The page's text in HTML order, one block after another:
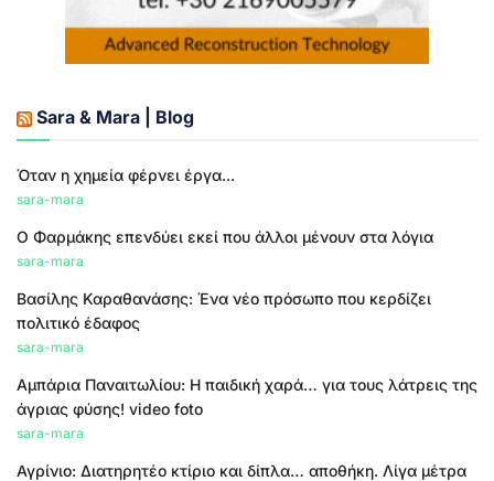
Sara & Mara | Blog
Όταν η χημεία φέρνει έργα...
sara-mara
Ο Φαρμάκης επενδύει εκεί που άλλοι μένουν στα λόγια
sara-mara
Βασίλης Καραθανάσης: Ένα νέο πρόσωπο που κερδίζει
πολιτικό έδαφος
sara-mara
Αμπάρια Παναιτωλίου: Η παιδική χαρά… για τους λάτρεις της
άγριας φύσης! video foto
sara-mara
Αγρίνιο: Διατηρητέο κτίριο και δίπλα… αποθήκη. Λίγα μέτρα